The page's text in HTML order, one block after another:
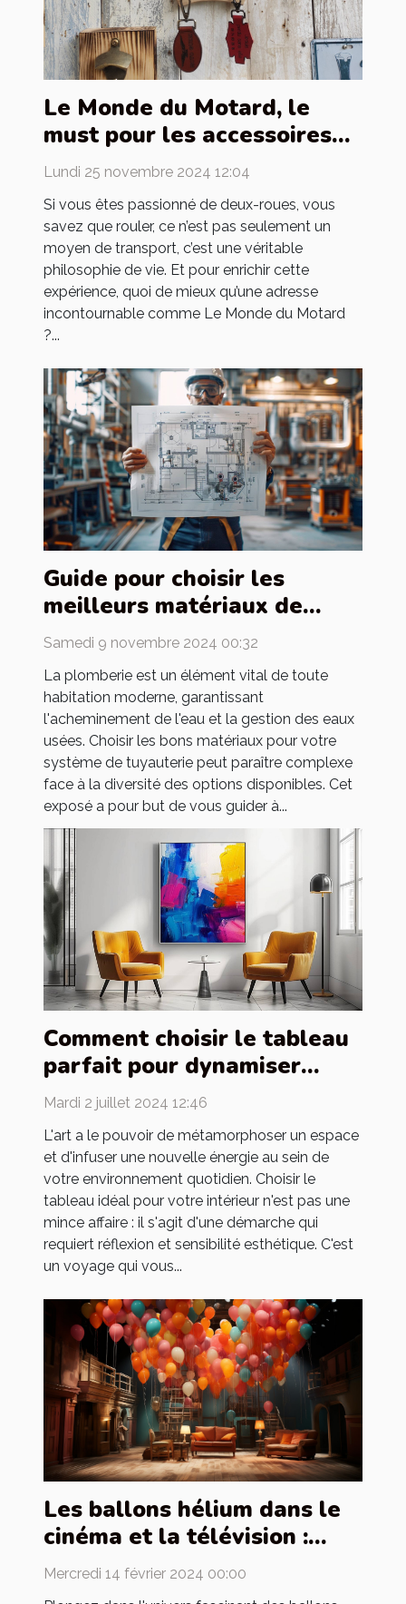
Le Monde du Motard, le
must pour les accessoires
de motards
Lundi 25 novembre 2024 12:04
Si vous êtes passionné de deux-roues, vous
savez que rouler, ce n’est pas seulement un
moyen de transport, c’est une véritable
philosophie de vie. Et pour enrichir cette
expérience, quoi de mieux qu’une adresse
incontournable comme Le Monde du Motard
?...
Guide pour choisir les
meilleurs matériaux de
tuyauterie pour votre
maison
Samedi 9 novembre 2024 00:32
La plomberie est un élément vital de toute
habitation moderne, garantissant
l'acheminement de l'eau et la gestion des eaux
usées. Choisir les bons matériaux pour votre
système de tuyauterie peut paraître complexe
face à la diversité des options disponibles. Cet
exposé a pour but de vous guider à...
Comment choisir le tableau
parfait pour dynamiser
votre intérieur
Mardi 2 juillet 2024 12:46
L'art a le pouvoir de métamorphoser un espace
et d'infuser une nouvelle énergie au sein de
votre environnement quotidien. Choisir le
tableau idéal pour votre intérieur n'est pas une
mince affaire : il s'agit d'une démarche qui
requiert réflexion et sensibilité esthétique. C'est
un voyage qui vous...
Les ballons hélium dans le
cinéma et la télévision :
utilisation et création de
Mercredi 14 février 2024 00:00